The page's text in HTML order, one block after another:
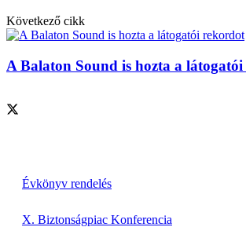
Következő cikk
A Balaton Sound is hozta a
Évkönyv rendelés
X. Biztonságpiac Konferencia